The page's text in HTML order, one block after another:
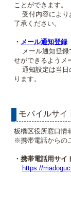
ことができます。
受付内容により
了承ください。
・ メール通知登録
メール通知登録
せができるようメ
通知設定は当日
ります。
モバイルサイ
板橋区役所窓口情
※携帯電話からの
・携帯電話用サイ
https://